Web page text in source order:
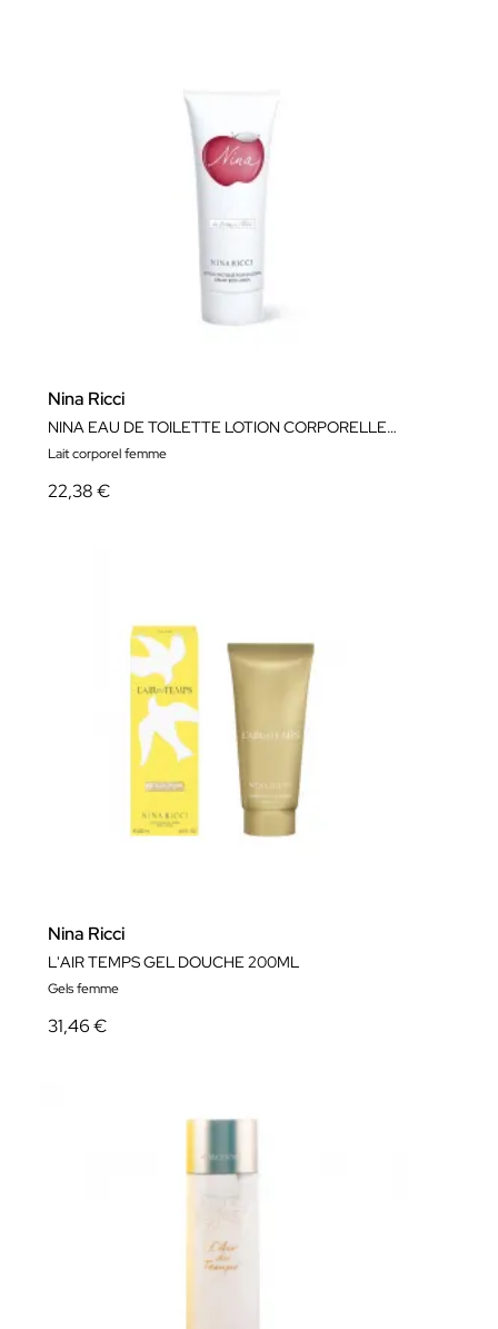
Nina Ricci
NINA EAU DE TOILETTE LOTION CORPORELLE 200ML
Lait corporel femme
22,38 €
Nina Ricci
L'AIR TEMPS GEL DOUCHE 200ML
Gels femme
31,46 €